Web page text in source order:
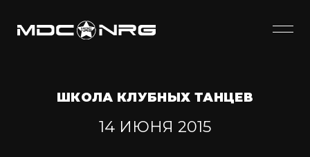
ШКОЛА КЛУБНЫХ ТАНЦЕВ
14 ИЮНЯ 2015